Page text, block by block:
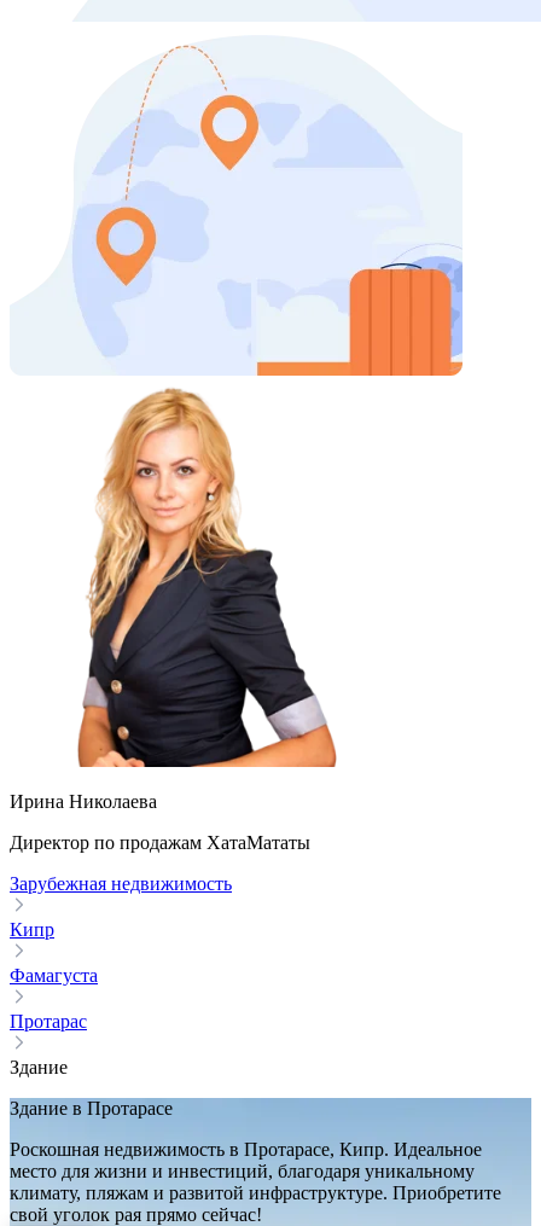
Ирина Николаева
Директор по продажам ХатаМататы
Зарубежная недвижимость
Кипр
Фамагуста
Протарас
Здание
Здание в Протарасе
Роскошная недвижимость в Протарасе, Кипр. Идеальное
место для жизни и инвестиций, благодаря уникальному
климату, пляжам и развитой инфраструктуре. Приобретите
свой уголок рая прямо сейчас!